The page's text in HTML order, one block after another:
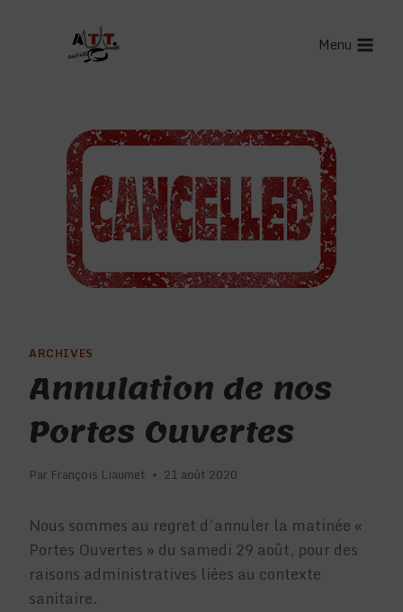
Menu
ARCHIVES
Annulation de nos
Portes Ouvertes
Par François Liaumet 21 août 2020
Nous sommes au regret d’annuler la matinée «
Portes Ouvertes » du samedi 29 août, pour des
raisons administratives liées au contexte
sanitaire.